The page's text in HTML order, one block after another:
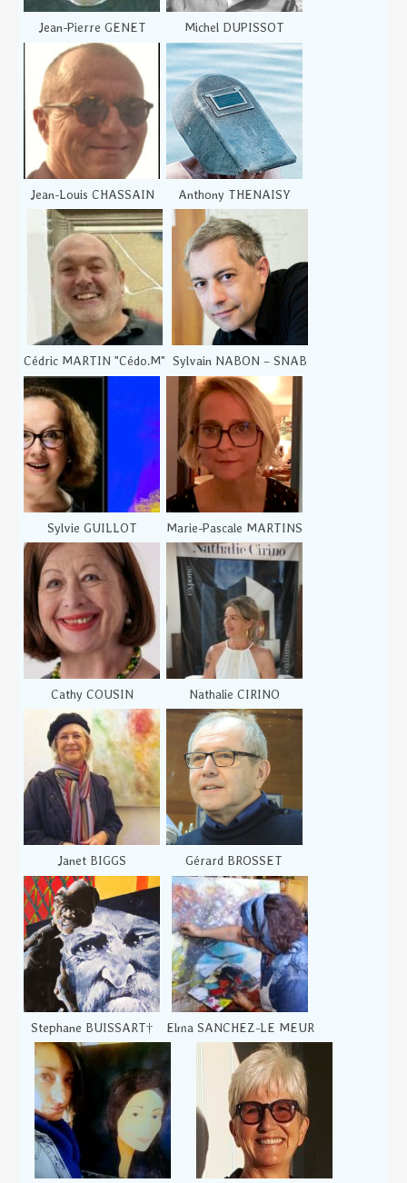
Jean-Pierre GENET Michel DUPISSOT
Jean-Louis CHASSAIN Anthony THENAISY
Cédric MARTIN "Cédo.M" Sylvain NABON – SNAB
Sylvie GUILLOT Marie-Pascale MARTINS
Cathy COUSIN Nathalie CIRINO
Janet BIGGS Gérard BROSSET
Stephane BUISSART† Elma SANCHEZ-LE MEUR